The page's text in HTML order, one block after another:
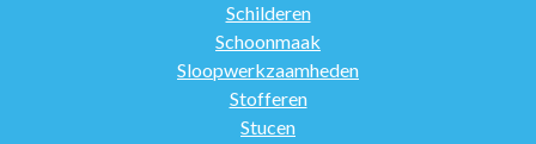
Schilderen
Schoonmaak
Sloopwerkzaamheden
Stofferen
Stucen